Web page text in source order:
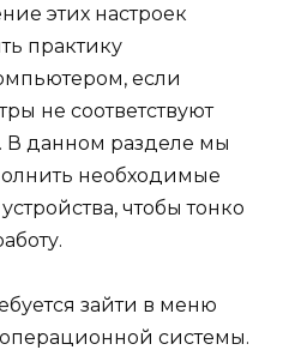
этих настроек
практику
если
не соответствуют
данном разделе мы
необходимые
чтобы тонко
зайти в меню
системы.